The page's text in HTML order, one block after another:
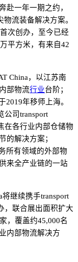
赴一年一期之约，
物流装备解决方案。
次创办，至今已经
平方米，有来自42
China， 以江苏南
部物流行业台阶；
2019年移师上海。
公司transport
在各行业内部仓储物
解决方案；
所有领域的外部物
来全产业链的一站
继续携手transport
联合展出面积扩大
， 覆盖约45,000名
内部物流解决方